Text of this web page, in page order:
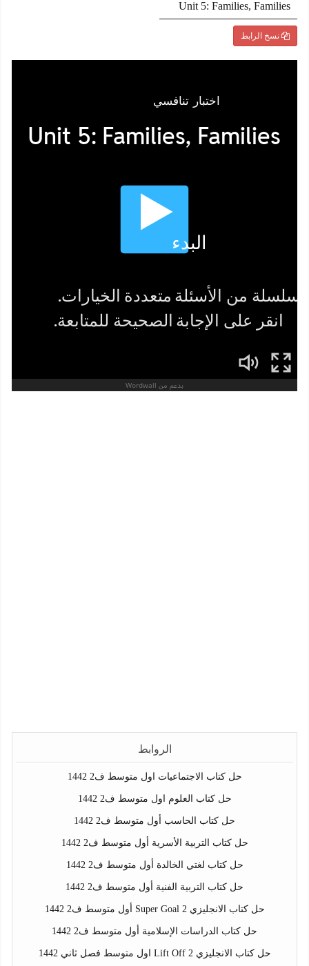
Unit 5: Families, Families
نسخ الرابط
الروابط
حل كتاب الاجتماعيات اول متوسط ف2 1442
حل كتاب العلوم اول متوسط ف2 1442
حل كتاب الحاسب أول متوسط ف2 1442
حل كتاب التربية الأسرية أول متوسط ف2 1442
حل كتاب لغتي الخالدة أول متوسط ف2 1442
حل كتاب التربية الفنية أول متوسط ف2 1442
حل كتاب الانجليزي Super Goal 2 أول متوسط ف2 1442
حل كتاب الدراسات الإسلامية أول متوسط ف2 1442
حل كتاب الانجليزي Lift Off 2 اول متوسط فصل ثاني 1442